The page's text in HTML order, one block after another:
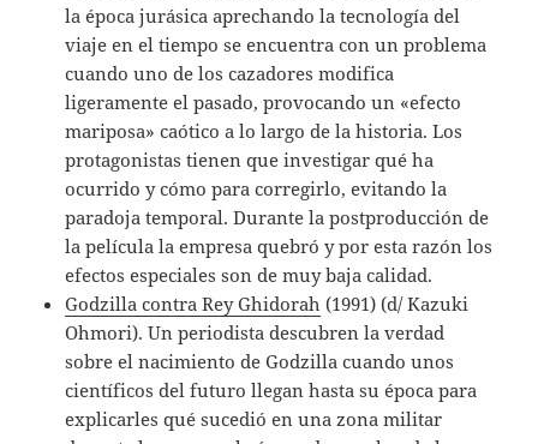
la época jurásica aprechando la tecnología del
viaje en el tiempo se encuentra con un problema
cuando uno de los cazadores modifica
ligeramente el pasado, provocando un «efecto
mariposa» caótico a lo largo de la historia. Los
protagonistas tienen que investigar qué ha
ocurrido y cómo para corregirlo, evitando la
paradoja temporal. Durante la postproducción de
la película la empresa quebró y por esta razón los
efectos especiales son de muy baja calidad.
Godzilla contra Rey Ghidorah (1991) (d/ Kazuki
Ohmori). Un periodista descubren la verdad
sobre el nacimiento de Godzilla cuando unos
científicos del futuro llegan hasta su época para
explicarles qué sucedió en una zona militar